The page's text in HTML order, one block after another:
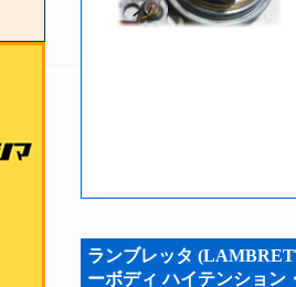
ランブレッタ
ーボディ ハイテンション